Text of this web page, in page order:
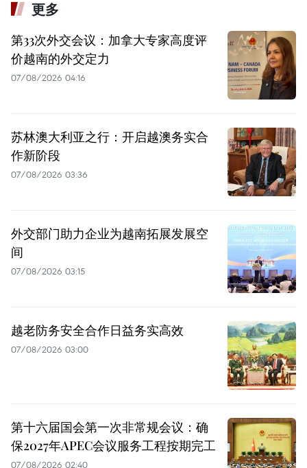
更多
第33次外交会议：加拿大专家高度评
价越南的外交定力
07/08/2026 04:16
苏林澳大利亚之行：开启越澳务实合
作新阶段
07/08/2026 03:36
外交部门助力企业为越南拓展发展空
间
07/08/2026 03:15
越老防务安全合作日益务实高效
07/08/2026 03:00
第十六届国会第一次非常规会议：确
保2027年APEC会议服务工程按期完工
07/08/2026 02:40